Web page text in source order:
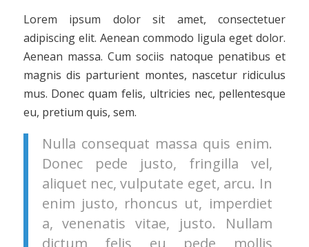
Lorem ipsum dolor sit amet, consectetuer
adipiscing elit. Aenean commodo ligula eget dolor.
Aenean massa. Cum sociis natoque penatibus et
magnis dis parturient montes, nascetur ridiculus
mus. Donec quam felis, ultricies nec, pellentesque
eu, pretium quis, sem.
Nulla consequat massa quis enim.
Donec pede justo, fringilla vel,
aliquet nec, vulputate eget, arcu. In
enim justo, rhoncus ut, imperdiet
a, venenatis vitae, justo. Nullam